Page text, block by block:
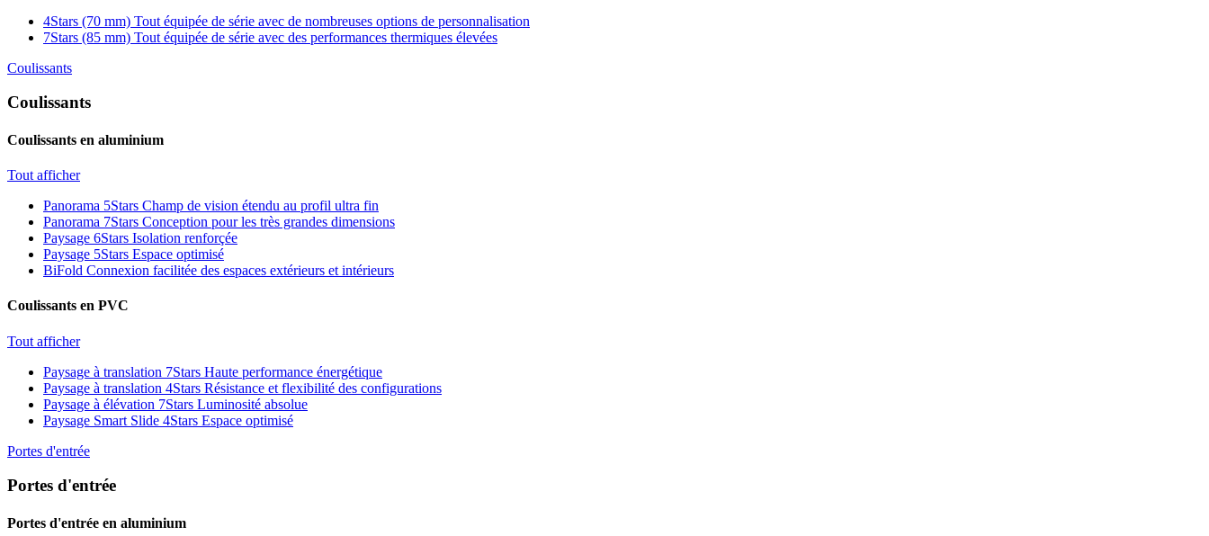
4Stars (70 mm) Tout équipée de série avec de nombreuses options de personnalisation
7Stars (85 mm) Tout équipée de série avec des performances thermiques élevées
Coulissants
Coulissants
Coulissants en aluminium
Tout afficher
Panorama 5Stars Champ de vision étendu au profil ultra fin
Panorama 7Stars Conception pour les très grandes dimensions
Paysage 6Stars Isolation renforçée
Paysage 5Stars Espace optimisé
BiFold Connexion facilitée des espaces extérieurs et intérieurs
Coulissants en PVC
Tout afficher
Paysage à translation 7Stars Haute performance énergétique
Paysage à translation 4Stars Résistance et flexibilité des configurations
Paysage à élévation 7Stars Luminosité absolue
Paysage Smart Slide 4Stars Espace optimisé
Portes d'entrée
Portes d'entrée
Portes d'entrée en aluminium